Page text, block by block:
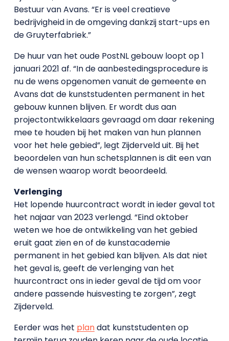
Bestuur van Avans. “Er is veel creatieve
bedrijvigheid in de omgeving dankzij start-ups en
de Gruyterfabriek.”
De huur van het oude PostNL gebouw loopt op 1
januari 2021 af. “In de aanbestedingsprocedure is
nu de wens opgenomen vanuit de gemeente en
Avans dat de kunststudenten permanent in het
gebouw kunnen blijven. Er wordt dus aan
projectontwikkelaars gevraagd om daar rekening
mee te houden bij het maken van hun plannen
voor het hele gebied”, legt Zijderveld uit. Bij het
beoordelen van hun schetsplannen is dit een van
de wensen waarop wordt beoordeeld.
Verlenging
Het lopende huurcontract wordt in ieder geval tot
het najaar van 2023 verlengd. “Eind oktober
weten we hoe de ontwikkeling van het gebied
eruit gaat zien en of de kunstacademie
permanent in het gebied kan blijven. Als dat niet
het geval is, geeft de verlenging van het
huurcontract ons in ieder geval de tijd om voor
andere passende huisvesting te zorgen”, zegt
Zijderveld.
Eerder was het plandat kunststudenten op